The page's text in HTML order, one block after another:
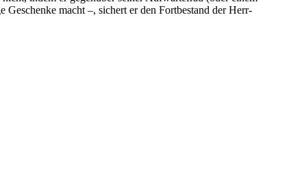
macht –, sichert er den Fort­be­stand der Herr­